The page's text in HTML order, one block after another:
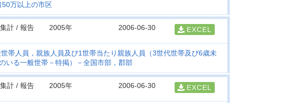
万以上の市区
計 / 報告
2005年 2006-06-30 EXCEL
帯人員，親族人員及び1世帯当たり親族人員（3世代世帯及び6歳未
いる一般世帯－特掲）－全国市部，郡部
計 / 報告
2005年 2006-06-30 EXCEL